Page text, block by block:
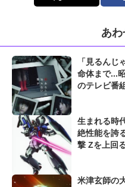
あ
「見るんじ
命体まで...
のテレビ番
生まれる時
絶性能を誇
撃 Zを上回るフルバーニアンにV2並みのZZガ
米津玄師の